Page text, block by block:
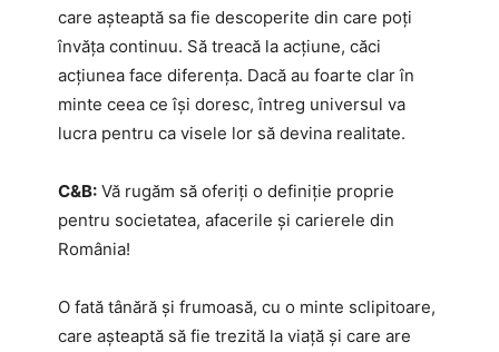
care așteaptă sa fie descoperite din care poți
învăța continuu. Să treacă la acțiune, căci
acțiunea face diferența. Dacă au foarte clar în
minte ceea ce își doresc, întreg universul va
lucra pentru ca visele lor să devina realitate.
C&B: Vă rugăm să oferiți o definiție proprie
pentru societatea, afacerile și carierele din
România!
O fată tânără și frumoasă, cu o minte sclipitoare,
care așteaptă să fie trezită la viață și care are